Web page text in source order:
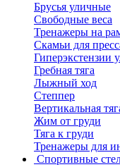
Брусья уличные
Свободные веса
Тренажеры на
Скамьи для
Гиперэкстензии
Гребная тяга
Лыжный ход
Степпер
Вертикальная
Жим от груди
Тяга к груди
Тренажеры для
Спортивные